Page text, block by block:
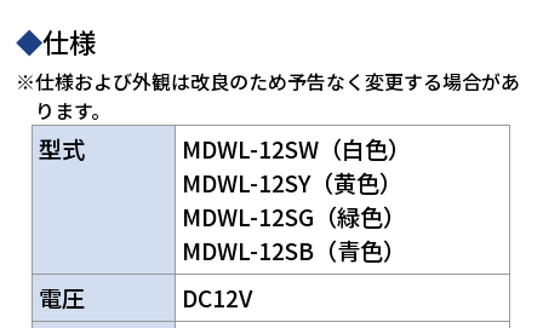
◆仕様
※仕様および外観は改良のため予告なく変更する場合があ
ります。
型式
MDWL-12SW（白色）
MDWL-12SY（黄色）
MDWL-12SG（緑色）
MDWL-12SB（青色）
電圧
DC12V